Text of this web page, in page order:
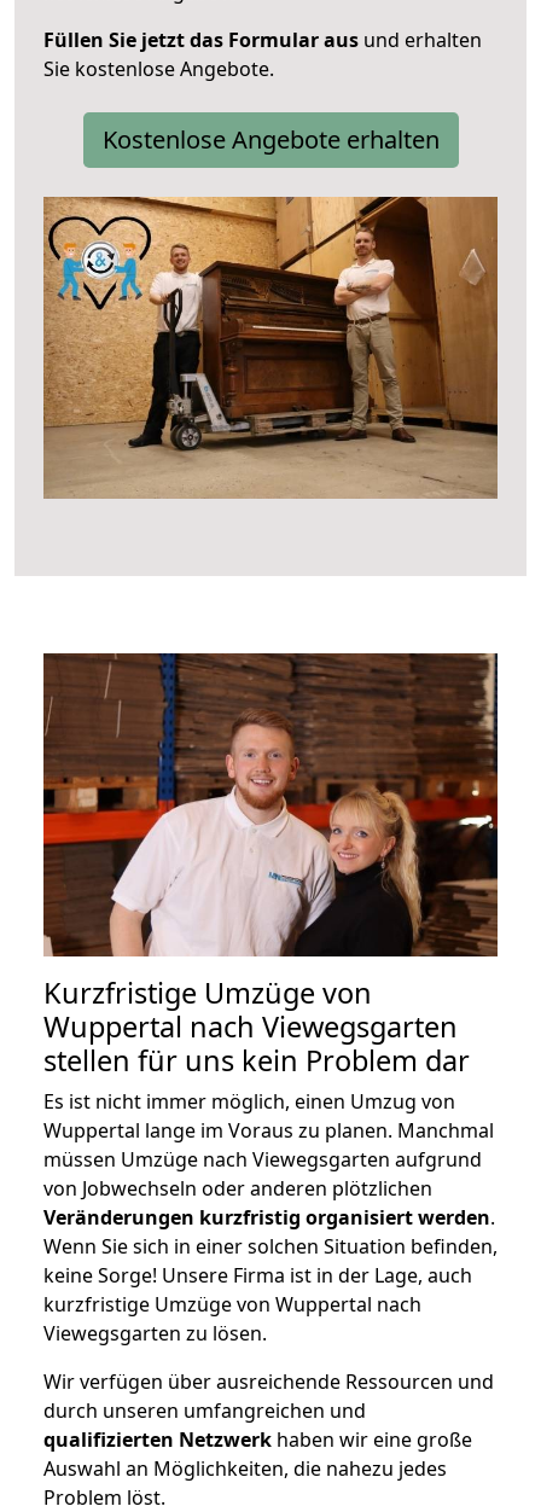
Füllen Sie jetzt das Formular aus und erhalten
Sie kostenlose Angebote.
Kostenlose Angebote erhalten
Kurzfristige Umzüge von
Wuppertal nach Viewegsgarten
stellen für uns kein Problem dar
Es ist nicht immer möglich, einen Umzug von
Wuppertal lange im Voraus zu planen. Manchmal
müssen Umzüge nach Viewegsgarten aufgrund
von Jobwechseln oder anderen plötzlichen
Veränderungen kurzfristig organisiert werden.
Wenn Sie sich in einer solchen Situation befinden,
keine Sorge! Unsere Firma ist in der Lage, auch
kurzfristige Umzüge von Wuppertal nach
Viewegsgarten zu lösen.
Wir verfügen über ausreichende Ressourcen und
durch unseren umfangreichen und
qualifizierten Netzwerk haben wir eine große
Auswahl an Möglichkeiten, die nahezu jedes
Problem löst.